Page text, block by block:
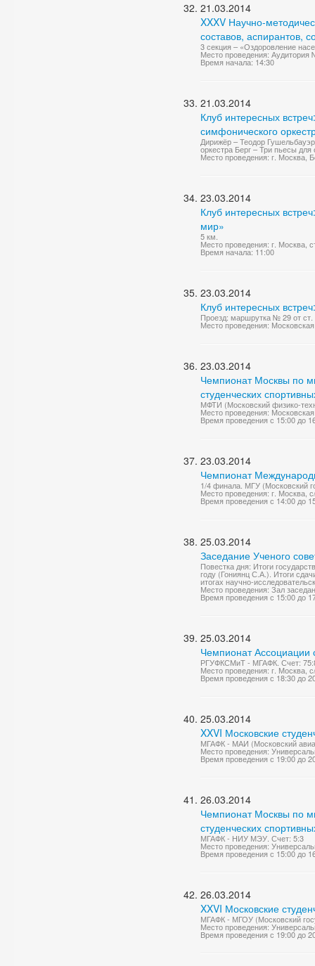
21.03.2014
XXXV Научно-
составов, аспирантов,
3 секция – «Оздоровление
Место проведения:
Время начала: 14:30
21.03.2014
Клуб интересных
симфонического
Дирижёр – Теодор
оркестра Берг – Три пьесы
Место проведения: г. Москва,
23.03.2014
Клуб интересных
мир»
5 км.
Место проведения: г. Москва,
Время начала: 11:00
23.03.2014
Клуб интересных
Проезд: маршрутка № 29 от
Место проведения:
23.03.2014
Чемпионат Москвы по
студенческих
МФТИ (Московский физико-
Место проведения:
Время проведения с 15:00 до
23.03.2014
Чемпионат
1/4 финала. МГУ (Московский
Место проведения: г. Москва,
Время проведения с 14:00 до
25.03.2014
Заседание Ученого
Повестка дня: Итоги
году (Гониянц С.А.). Итоги
итогах научно-
Место проведения: Зал
Время проведения с 15:00 до
25.03.2014
Чемпионат Ассоциации
РГУФКСМиТ - МГАФК. Счет:
Место проведения: г. Москва,
Время проведения с 18:30 до
25.03.2014
XXVI Московские
МГАФК - МАИ (Московский
Место проведения:
Время проведения с 19:00 до
26.03.2014
Чемпионат Москвы по
студенческих
МГАФК - НИУ МЭУ. Счет: 5:3
Место проведения:
Время проведения с 15:00 до
26.03.2014
XXVI Московские
МГАФК - МГОУ (Московский
Место проведения:
Время проведения с 19:00 до